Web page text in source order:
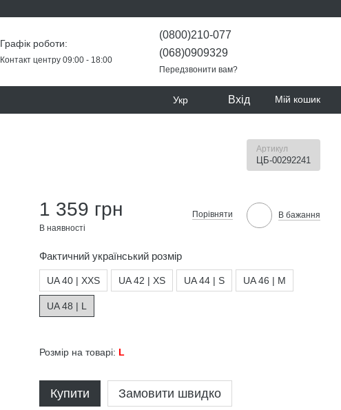
Графік роботи:
Контакт центру 09:00 - 18:00
(0800)210-077
(068)0909329
Передзвонити вам?
Укр Вхід Мій кошик
Артикул
ЦБ-00292241
1 359 грн
В наявності
Порівняти В бажання
Фактичний український розмір
UA 40 | XXS UA 42 | XS UA 44 | S UA 46 | M
UA 48 | L
Розмір на товарі: L
Купити Замовити швидко